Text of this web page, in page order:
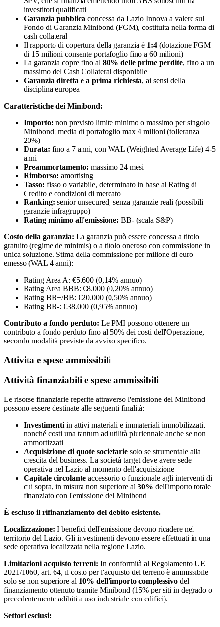
investitori qualificati
Garanzia pubblica concessa da Lazio Innova a valere sul
Fondo di Garanzia Minibond (FGM), costituita nella forma di
cash collateral
Il rapporto di copertura della garanzia è 1:4 (dotazione FGM
di 15 milioni consente portafoglio fino a 60 milioni)
La garanzia copre fino al 80% delle prime perdite, fino a un
massimo del Cash Collateral disponibile
Garanzia diretta e a prima richiesta, ai sensi della
disciplina europea
Caratteristiche dei Minibond:
Importo: non previsto limite minimo o massimo per singolo
Minibond; media di portafoglio max 4 milioni (tolleranza
20%)
Durata: fino a 7 anni, con WAL (Weighted Average Life) 4-5
anni
Preammortamento: massimo 24 mesi
Rimborso: amortising
Tasso: fisso o variabile, determinato in base al Rating di
Credito e condizioni di mercato
Ranking: senior unsecured, senza garanzie reali (possibili
garanzie infragruppo)
Rating minimo all'emissione: BB- (scala S&P)
Costo della garanzia: La garanzia può essere concessa a titolo
gratuito (regime de minimis) o a titolo oneroso con commissione in
unica soluzione. Stima della commissione per milione di euro
emesso (WAL 4 anni):
Rating Area A: €5.600 (0,14% annuo)
Rating Area BBB: €8.000 (0,20% annuo)
Rating BB+/BB: €20.000 (0,50% annuo)
Rating BB-: €38.000 (0,95% annuo)
Contributo a fondo perduto: Le PMI possono ottenere un
contributo a fondo perduto fino al 50% dei costi dell'Operazione,
secondo modalità previste da avviso specifico.
Attivita e spese ammissibili
Attività finanziabili e spese ammissibili
Le risorse finanziarie reperite attraverso l'emissione del Minibond
possono essere destinate alle seguenti finalità:
Investimenti in attivi materiali e immateriali immobilizzati,
nonché costi una tantum ad utilità pluriennale anche se non
ammortizzati
Acquisizione di quote societarie solo se strumentale alla
crescita del business. La società target deve avere sede
operativa nel Lazio al momento dell'acquisizione
Capitale circolante accessorio o funzionale agli interventi di
cui sopra, in misura non superiore al 30% dell'importo totale
finanziato con l'emissione del Minibond
È escluso il rifinanziamento del debito esistente.
Localizzazione: I benefici dell'emissione devono ricadere nel
territorio del Lazio. Gli investimenti devono essere effettuati in una
sede operativa localizzata nella regione Lazio.
Limitazioni acquisto terreni: In conformità al Regolamento UE
2021/1060, art. 64, il costo per l'acquisto del terreno è ammissibile
solo se non superiore al 10% dell'importo complessivo del
finanziamento ottenuto tramite Minibond (15% per siti in degrado o
precedentemente adibiti a uso industriale con edifici).
Settori esclusi: